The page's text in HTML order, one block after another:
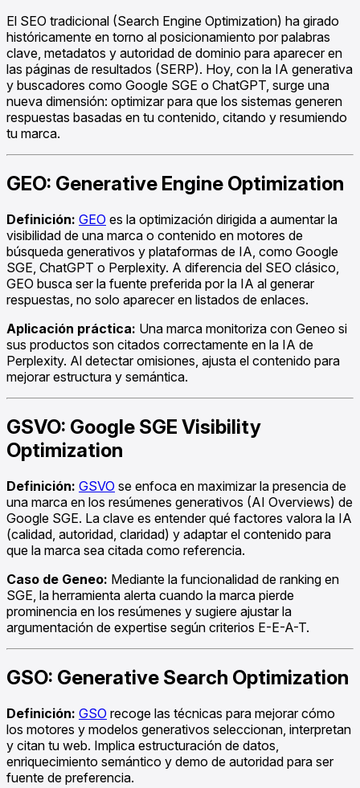
El SEO tradicional (Search Engine Optimization) ha girado
históricamente en torno al posicionamiento por palabras
clave, metadatos y autoridad de dominio para aparecer en
las páginas de resultados (SERP). Hoy, con la IA generativa
y buscadores como Google SGE o ChatGPT, surge una
nueva dimensión: optimizar para que los sistemas generen
respuestas basadas en tu contenido, citando y resumiendo
tu marca.
GEO: Generative Engine Optimization
Definición: GEO es la optimización dirigida a aumentar la
visibilidad de una marca o contenido en motores de
búsqueda generativos y plataformas de IA, como Google
SGE, ChatGPT o Perplexity. A diferencia del SEO clásico,
GEO busca ser la fuente preferida por la IA al generar
respuestas, no solo aparecer en listados de enlaces.
Aplicación práctica: Una marca monitoriza con Geneo si
sus productos son citados correctamente en la IA de
Perplexity. Al detectar omisiones, ajusta el contenido para
mejorar estructura y semántica.
GSVO: Google SGE Visibility
Optimization
Definición: GSVO se enfoca en maximizar la presencia de
una marca en los resúmenes generativos (AI Overviews) de
Google SGE. La clave es entender qué factores valora la IA
(calidad, autoridad, claridad) y adaptar el contenido para
que la marca sea citada como referencia.
Caso de Geneo: Mediante la funcionalidad de ranking en
SGE, la herramienta alerta cuando la marca pierde
prominencia en los resúmenes y sugiere ajustar la
argumentación de expertise según criterios E-E-A-T.
GSO: Generative Search Optimization
Definición: GSO recoge las técnicas para mejorar cómo
los motores y modelos generativos seleccionan, interpretan
y citan tu web. Implica estructuración de datos,
enriquecimiento semántico y demo de autoridad para ser
fuente de preferencia.